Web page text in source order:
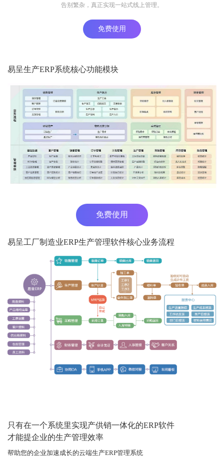
告别繁杂，真正实现一站式线上管理。
免费使用
易呈生产ERP系统核心功能模块
免费使用
易呈工厂制造业ERP生产管理软件核心业务流程
只有在一个系统里实现产供销一体化的ERP软件
才能提企业的生产管理效率
帮助您的企业加速成长的云端生产ERP管理系统